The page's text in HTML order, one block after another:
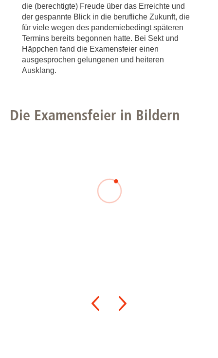
die (berechtigte) Freude über das Erreichte und
der gespannte Blick in die berufliche Zukunft, die
für viele wegen des pandemiebedingt späteren
Termins bereits begonnen hatte. Bei Sekt und
Häppchen fand die Examensfeier einen
ausgesprochen gelungenen und heiteren
Ausklang.
Die Examensfeier in Bildern